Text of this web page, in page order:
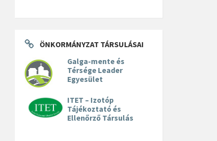
ÖNKORMÁNYZAT TÁRSULÁSAI
Galga-mente és
Térsége Leader
Egyesület
ITET – Izotóp
Tájékoztató és
Ellenőrző Társulás